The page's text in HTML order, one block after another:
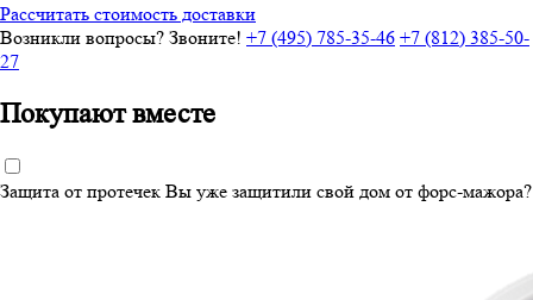
Рассчитать стоимость доставки
Возникли вопросы? Звоните! +7 (495) 785-35-46 +7 (812) 385-50-
27
Покупают вместе
Защита от протечек Вы уже защитили свой дом от форс-мажора?